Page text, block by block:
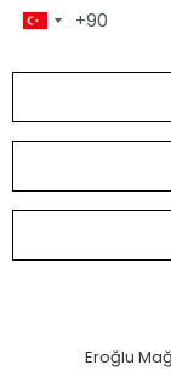
Eroğlu